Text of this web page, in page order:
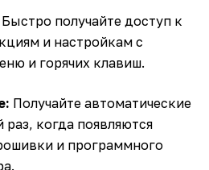
Быстро получайте доступ к
и настройкам с
и горячих клавиш.
Получайте автоматические
когда появляются
и программного